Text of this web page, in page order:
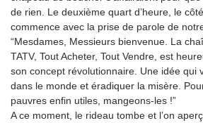
de rien. Le deuxième quart d’heure, le
commence avec la prise de parole de
“Mesdames, Messieurs bienvenue. La
TATV, Tout Acheter, Tout Vendre, est
son concept révolutionnaire. Une idée qui
dans le monde et éradiquer la misère.
pauvres enfin utiles, mangeons-les !”
A ce moment, le rideau tombe et l’on